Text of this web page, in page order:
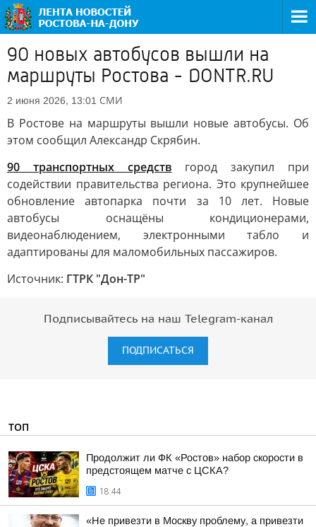
90 новых автобусов вышли на
маршруты Ростова - DONTR.RU
2 июня 2026, 13:01 СМИ
В Ростове на маршруты вышли новые автобусы. Об
этом сообщил Александр Скрябин.
90 транспортных средств город закупил при
содействии правительства региона. Это крупнейшее
обновление автопарка почти за 10 лет. Новые
автобусы оснащёны кондиционерами,
видеонаблюдением, электронными табло и
адаптированы для маломобильных пассажиров.
Источник: ГТРК "Дон-ТР"
Подписывайтесь на наш Telegram-канал
ПОДПИСАТЬСЯ
ТОП
Продолжит ли ФК «Ростов» набор скорости в
предстоящем матче с ЦСКА?
18:44
«Не привезти в Москву проблему, а привезти